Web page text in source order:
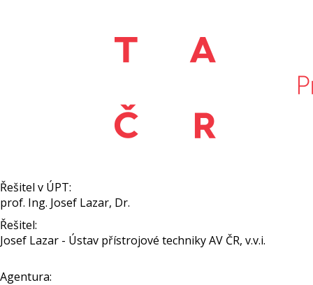
Řešitel v ÚPT:
prof. Ing. Josef Lazar, Dr.
Řešitel:
Josef Lazar - Ústav přístrojové techniky AV ČR, v.v.i.
Agentura: